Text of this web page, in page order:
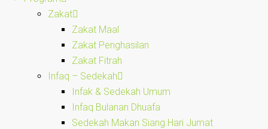
Zakat
Zakat Maal
Zakat Penghasilan
Zakat Fitrah
Infaq – Sedekah
Infak & Sedekah Umum
Infaq Bulanan Dhuafa
Sedekah Makan Siang Hari Jumat